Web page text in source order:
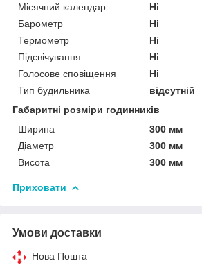
Місячний календар
Ні
Барометр
Ні
Термометр
Ні
Підсвічування
Ні
Голосове сповіщення
Ні
Тип будильника
відсутній
Габаритні розміри годинників
Ширина
300 мм
Діаметр
300 мм
Висота
300 мм
Приховати
Умови доставки
Нова Пошта